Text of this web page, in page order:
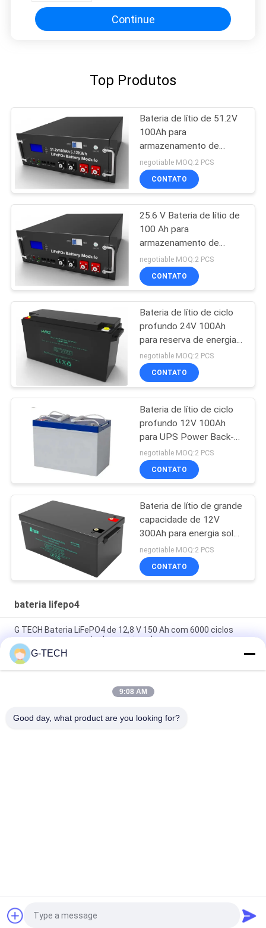
Continue
Top Produtos
Bateria de lítio de 51.2V
100Ah para
armazenamento de
energia
negotiable MOQ:2 PCS
CONTATO
25.6 V Bateria de lítio de
100 Ah para
armazenamento de
energia solar fora da
rede
negotiable MOQ:2 PCS
CONTATO
Bateria de lítio de ciclo
profundo 24V 100Ah
para reserva de energia e
armazenamento de
energia
negotiable MOQ:2 PCS
CONTATO
Bateria de lítio de ciclo
profundo 12V 100Ah
para UPS Power Back-up
e armazenamento de
energia
negotiable MOQ:2 PCS
CONTATO
Bateria de lítio de grande
capacidade de 12V
300Ah para energia solar
e de reserva
negotiable MOQ:2 PCS
CONTATO
bateria lifepo4
G TECH Bateria LiFePO4 de 12,8 V 150 Ah com 6000 ciclos
para armazenamento de energia solar
G TECH Bateria LiFePO4 72V 30Ah com 6000 ciclos de vida útil
para bicicletas e triciclos elétricos
G TECH 76.8V 100Ah LiFePO4 Bateria com 6000 ciclo de vida
Pedir um orçamento
G-TECH
9:08 AM
Good day, what product are you looking for?